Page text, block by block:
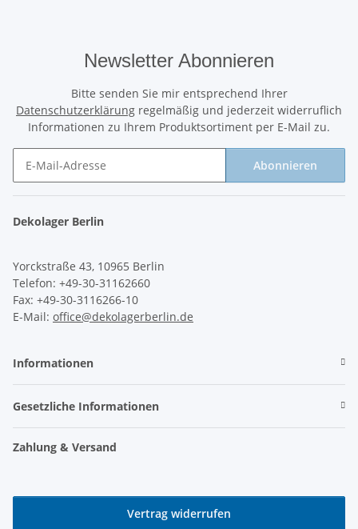
Newsletter Abonnieren
Bitte senden Sie mir entsprechend Ihrer
Datenschutzerklärung regelmäßig und jederzeit widerruflich
Informationen zu Ihrem Produktsortiment per E-Mail zu.
Abonnieren
Dekolager Berlin
Yorckstraße 43, 10965 Berlin
Telefon: +49-30-31162660
Fax: +49-30-3116266-10
E-Mail: office@dekolagerberlin.de
Informationen
Gesetzliche Informationen
Zahlung & Versand
Vertrag widerrufen